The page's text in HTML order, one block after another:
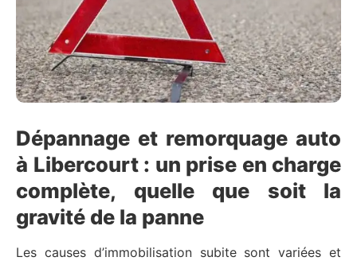
Dépannage et remorquage auto
à Libercourt : un prise en charge
complète, quelle que soit la
gravité de la panne
Les causes d’immobilisation subite sont variées et